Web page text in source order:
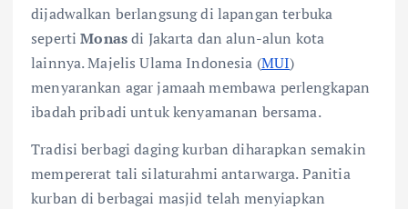
dijadwalkan berlangsung di lapangan terbuka
sepertiMonasdi Jakarta dan alun-alun kota
lainnya. Majelis Ulama Indonesia (MUI)
menyarankan agar jamaah membawa perlengkapan
ibadah pribadi untuk kenyamanan bersama.
Tradisi berbagi daging kurban diharapkan semakin
mempererat tali silaturahmi antarwarga. Panitia
kurban di berbagai masjid telah menyiapkan